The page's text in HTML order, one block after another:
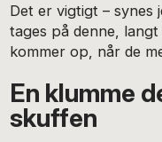
Det er vigtigt – synes
tages på denne,
kommer op, når de
En klumme
skuffen